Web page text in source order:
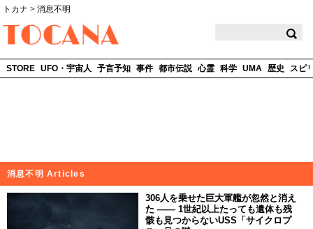
トカナ > 消息不明
STORE UFO・宇宙人 予言予知 事件 都市伝説 心霊 科学 UMA 歴史 スピ
消息不明 Articles
306人を乗せた巨大軍艦が忽然と消え
た —— 1世紀以上たっても遺体も残
骸も見つからないUSS「サイクロプ